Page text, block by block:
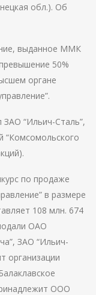
обл.). Об
выданное ММК
50%
органе
“Ильич-Сталь”,
“Комсомольского
по продаже
в размере
108 млн. 674
ОАО
ЗАО “Ильич-
организации
ООО